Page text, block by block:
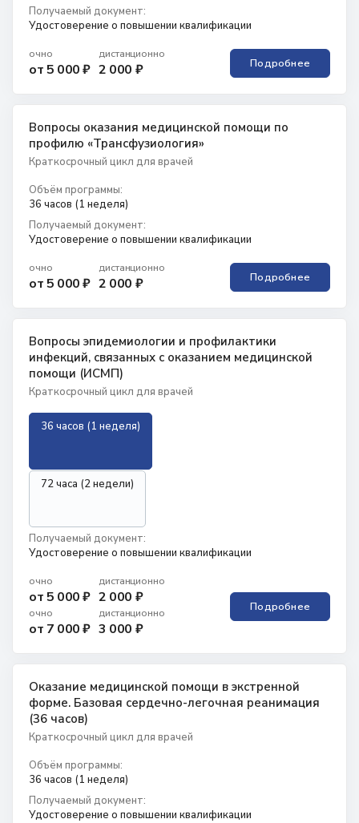
Получаемый документ:
Удостоверение о повышении квалификации
очно
от 5 000 ₽
дистанционно
2 000 ₽ Подробнее
Вопросы оказания медицинской помощи по
профилю «Трансфузиология»
Краткосрочный цикл для врачей
Объём программы:
36 часов (1 неделя)
Получаемый документ:
Удостоверение о повышении квалификации
очно
от 5 000 ₽
дистанционно
2 000 ₽ Подробнее
Вопросы эпидемиологии и профилактики
инфекций, связанных с оказанием медицинской
помощи (ИСМП)
Краткосрочный цикл для врачей
36 часов (1 неделя)
72 часа (2 недели)
Получаемый документ:
Удостоверение о повышении квалификации
очно
от 5 000 ₽
дистанционно
2 000 ₽
очно
от 7 000 ₽
дистанционно
3 000 ₽
Подробнее
Оказание медицинской помощи в экстренной
форме. Базовая сердечно-легочная реанимация
(36 часов)
Краткосрочный цикл для врачей
Объём программы:
36 часов (1 неделя)
Получаемый документ:
Удостоверение о повышении квалификации